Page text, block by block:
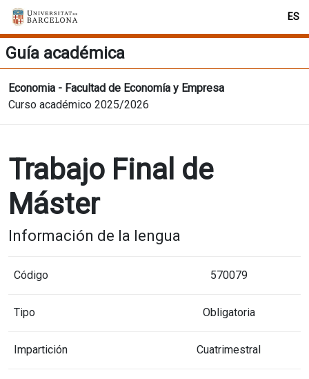
ES
Guía académica
Economia - Facultad de Economía y Empresa
Curso académico 2025/2026
Trabajo Final de
Máster
Información de la lengua
Código 570079
Tipo Obligatoria
Impartición Cuatrimestral